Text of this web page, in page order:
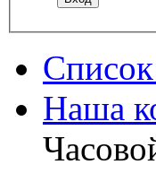
Наша